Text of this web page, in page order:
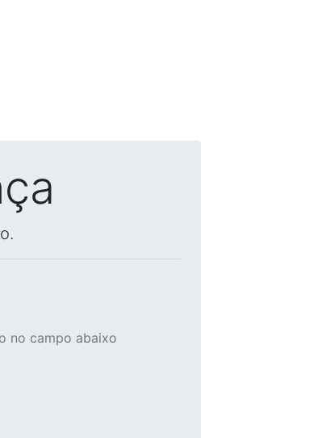
no campo abaixo